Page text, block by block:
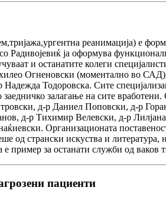
реанимација) е
Радивојевиќ ја оформува
и останатите колеги
Огненовски (моментално во
Надежда Тодоровска. Сите
залагање на сите вработени.
д-р Даниел Поповски, д-р
д-р Тихимир Велевски, д-р
Организационата
од странски искуства и
пример за останати служби од ваков
пациенти